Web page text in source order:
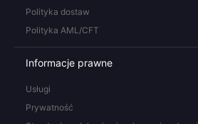
Polityka dostaw
Polityka AML/CFT
Informacje prawne
Usługi
Prywatność